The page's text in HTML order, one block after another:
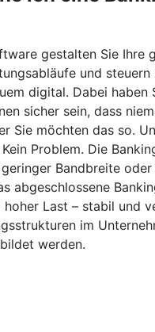
gestalten Sie Ihre
und steuern
digital. Dabei haben
sicher sein, dass
Sie möchten das so.
Problem. Die
Bandbreite oder
abgeschlossene
Last – stabil und
im
werden.